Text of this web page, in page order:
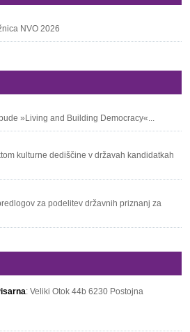
NVO 2026
»Living and Building Democracy«...
kulturne dediščine v državah kandidatkah
za podelitev državnih priznanj za
: Veliki Otok 44b 6230 Postojna